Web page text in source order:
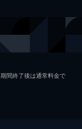
ウス
間終了後は通常料金で